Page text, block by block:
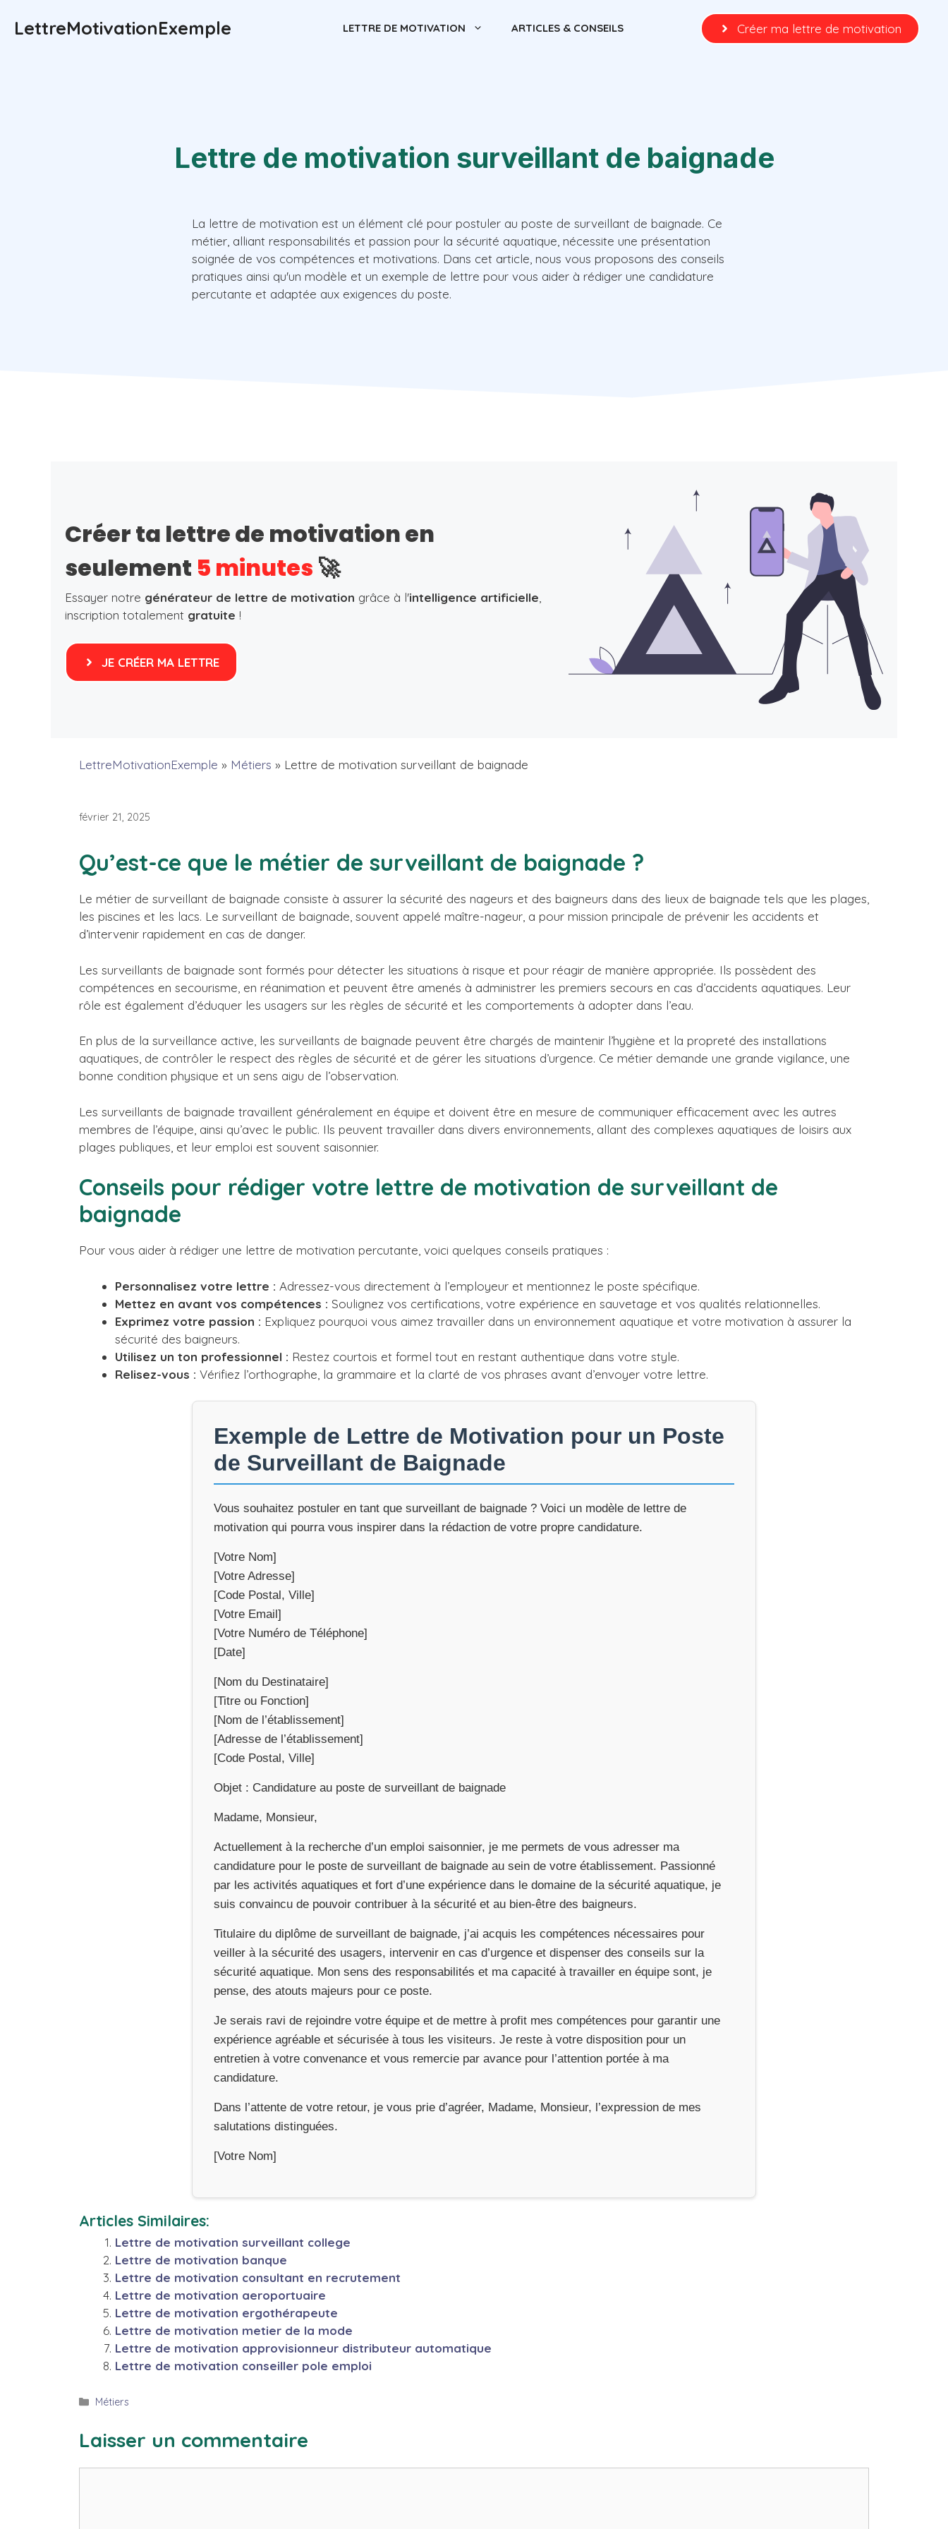
LettreMotivationExemple LETTRE DE MOTIVATION ARTICLES & CONSEILS Créer ma lettre de motivation
Lettre de motivation surveillant de baignade
La lettre de motivation est un élément clé pour postuler au poste de surveillant de baignade. Ce
métier, alliant responsabilités et passion pour la sécurité aquatique, nécessite une présentation
soignée de vos compétences et motivations. Dans cet article, nous vous proposons des conseils
pratiques ainsi qu'un modèle et un exemple de lettre pour vous aider à rédiger une candidature
percutante et adaptée aux exigences du poste.
Créer ta lettre de motivation en
seulement 5 minutes 🚀
Essayer notre générateur de lettre de motivation grâce à l'intelligence artificielle,
inscription totalement gratuite !
JE CRÉER MA LETTRE
LettreMotivationExemple » Métiers » Lettre de motivation surveillant de baignade
février 21, 2025
Qu’est-ce que le métier de surveillant de baignade ?
Le métier de surveillant de baignade consiste à assurer la sécurité des nageurs et des baigneurs dans des lieux de baignade tels que les plages,
les piscines et les lacs. Le surveillant de baignade, souvent appelé maître-nageur, a pour mission principale de prévenir les accidents et
d’intervenir rapidement en cas de danger.
Les surveillants de baignade sont formés pour détecter les situations à risque et pour réagir de manière appropriée. Ils possèdent des
compétences en secourisme, en réanimation et peuvent être amenés à administrer les premiers secours en cas d’accidents aquatiques. Leur
rôle est également d’éduquer les usagers sur les règles de sécurité et les comportements à adopter dans l’eau.
En plus de la surveillance active, les surveillants de baignade peuvent être chargés de maintenir l’hygiène et la propreté des installations
aquatiques, de contrôler le respect des règles de sécurité et de gérer les situations d’urgence. Ce métier demande une grande vigilance, une
bonne condition physique et un sens aigu de l’observation.
Les surveillants de baignade travaillent généralement en équipe et doivent être en mesure de communiquer efficacement avec les autres
membres de l’équipe, ainsi qu’avec le public. Ils peuvent travailler dans divers environnements, allant des complexes aquatiques de loisirs aux
plages publiques, et leur emploi est souvent saisonnier.
Conseils pour rédiger votre lettre de motivation de surveillant de
baignade
Pour vous aider à rédiger une lettre de motivation percutante, voici quelques conseils pratiques :
Personnalisez votre lettre : Adressez-vous directement à l’employeur et mentionnez le poste spécifique.
Mettez en avant vos compétences : Soulignez vos certifications, votre expérience en sauvetage et vos qualités relationnelles.
Exprimez votre passion : Expliquez pourquoi vous aimez travailler dans un environnement aquatique et votre motivation à assurer la
sécurité des baigneurs.
Utilisez un ton professionnel : Restez courtois et formel tout en restant authentique dans votre style.
Relisez-vous : Vérifiez l’orthographe, la grammaire et la clarté de vos phrases avant d’envoyer votre lettre.
Exemple de Lettre de Motivation pour un Poste
de Surveillant de Baignade
Vous souhaitez postuler en tant que surveillant de baignade ? Voici un modèle de lettre de
motivation qui pourra vous inspirer dans la rédaction de votre propre candidature.
[Votre Nom]
[Votre Adresse]
[Code Postal, Ville]
[Votre Email]
[Votre Numéro de Téléphone]
[Date]
[Nom du Destinataire]
[Titre ou Fonction]
[Nom de l’établissement]
[Adresse de l’établissement]
[Code Postal, Ville]
Objet : Candidature au poste de surveillant de baignade
Madame, Monsieur,
Actuellement à la recherche d’un emploi saisonnier, je me permets de vous adresser ma
candidature pour le poste de surveillant de baignade au sein de votre établissement. Passionné
par les activités aquatiques et fort d’une expérience dans le domaine de la sécurité aquatique, je
suis convaincu de pouvoir contribuer à la sécurité et au bien-être des baigneurs.
Titulaire du diplôme de surveillant de baignade, j’ai acquis les compétences nécessaires pour
veiller à la sécurité des usagers, intervenir en cas d’urgence et dispenser des conseils sur la
sécurité aquatique. Mon sens des responsabilités et ma capacité à travailler en équipe sont, je
pense, des atouts majeurs pour ce poste.
Je serais ravi de rejoindre votre équipe et de mettre à profit mes compétences pour garantir une
expérience agréable et sécurisée à tous les visiteurs. Je reste à votre disposition pour un
entretien à votre convenance et vous remercie par avance pour l’attention portée à ma
candidature.
Dans l’attente de votre retour, je vous prie d’agréer, Madame, Monsieur, l’expression de mes
salutations distinguées.
[Votre Nom]
Articles Similaires:
Lettre de motivation surveillant college
Lettre de motivation banque
Lettre de motivation consultant en recrutement
Lettre de motivation aeroportuaire
Lettre de motivation ergothérapeute
Lettre de motivation metier de la mode
Lettre de motivation approvisionneur distributeur automatique
Lettre de motivation conseiller pole emploi
Catégories
Métiers
Laisser un commentaire